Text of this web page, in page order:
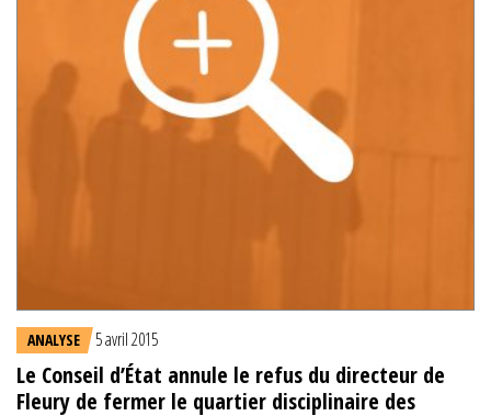
ANALYSE 5 avril 2015
Le Conseil d’État annule le refus du directeur de
Fleury de fermer le quartier disciplinaire des